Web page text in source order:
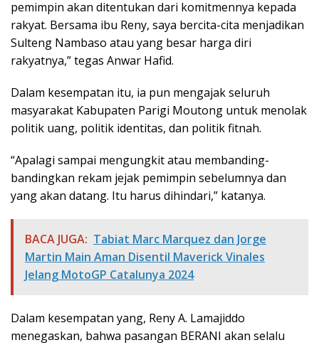
pemimpin akan ditentukan dari komitmennya kepada
rakyat. Bersama ibu Reny, saya bercita-cita menjadikan
Sulteng Nambaso atau yang besar harga diri
rakyatnya,” tegas Anwar Hafid.
Dalam kesempatan itu, ia pun mengajak seluruh
masyarakat Kabupaten Parigi Moutong untuk menolak
politik uang, politik identitas, dan politik fitnah.
“Apalagi sampai mengungkit atau membanding-
bandingkan rekam jejak pemimpin sebelumnya dan
yang akan datang. Itu harus dihindari,” katanya.
BACA JUGA: Tabiat Marc Marquez dan Jorge
Martin Main Aman Disentil Maverick Vinales
Jelang MotoGP Catalunya 2024
Dalam kesempatan yang, Reny A. Lamajiddo
menegaskan, bahwa pasangan BERANI akan selalu